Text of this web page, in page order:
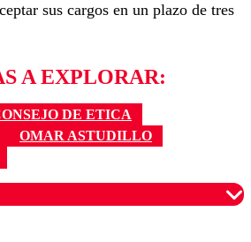
sus cargos en un plazo de tres
A EXPLORAR:
DE ETICA
OMAR ASTUDILLO